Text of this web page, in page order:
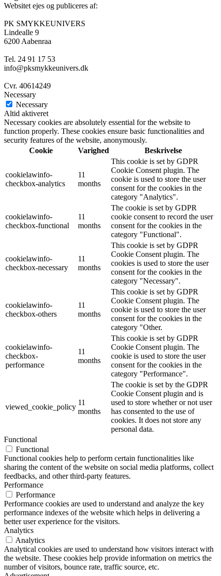
Websitet ejes og publiceres af:
PK SMYKKEUNIVERS
Lindealle 9
6200 Aabenraa
Tel. 24 91 17 53
info@pksmykkeunivers.dk
Cvr. 40614249
Necessary
Necessary
Altid aktiveret
Necessary cookies are absolutely essential for the website to
function properly. These cookies ensure basic functionalities and
security features of the website, anonymously.
Cookie
Varighed Beskrivelse
cookielawinfo-
checkbox-analytics
11
months
This cookie is set by GDPR
Cookie Consent plugin. The
cookie is used to store the user
consent for the cookies in the
category "Analytics".
cookielawinfo-
checkbox-functional
11
months
The cookie is set by GDPR
cookie consent to record the user
consent for the cookies in the
category "Functional".
cookielawinfo-
checkbox-necessary
11
months
This cookie is set by GDPR
Cookie Consent plugin. The
cookies is used to store the user
consent for the cookies in the
category "Necessary".
cookielawinfo-
checkbox-others
11
months
This cookie is set by GDPR
Cookie Consent plugin. The
cookie is used to store the user
consent for the cookies in the
category "Other.
cookielawinfo-
checkbox-
performance
11
months
This cookie is set by GDPR
Cookie Consent plugin. The
cookie is used to store the user
consent for the cookies in the
category "Performance".
viewed_cookie_policy
11
months
The cookie is set by the GDPR
Cookie Consent plugin and is
used to store whether or not user
has consented to the use of
cookies. It does not store any
personal data.
Functional
Functional
Functional cookies help to perform certain functionalities like
sharing the content of the website on social media platforms, collect
feedbacks, and other third-party features.
Performance
Performance
Performance cookies are used to understand and analyze the key
performance indexes of the website which helps in delivering a
better user experience for the visitors.
Analytics
Analytics
Analytical cookies are used to understand how visitors interact with
the website. These cookies help provide information on metrics the
number of visitors, bounce rate, traffic source, etc.